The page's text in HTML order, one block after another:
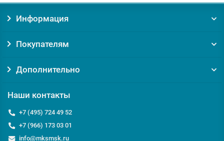
Информация
Покупателям
Дополнительно
Наши контакты
+7 (495) 724 49 52
+7 (966) 173 03 01
info@mksmsk.ru